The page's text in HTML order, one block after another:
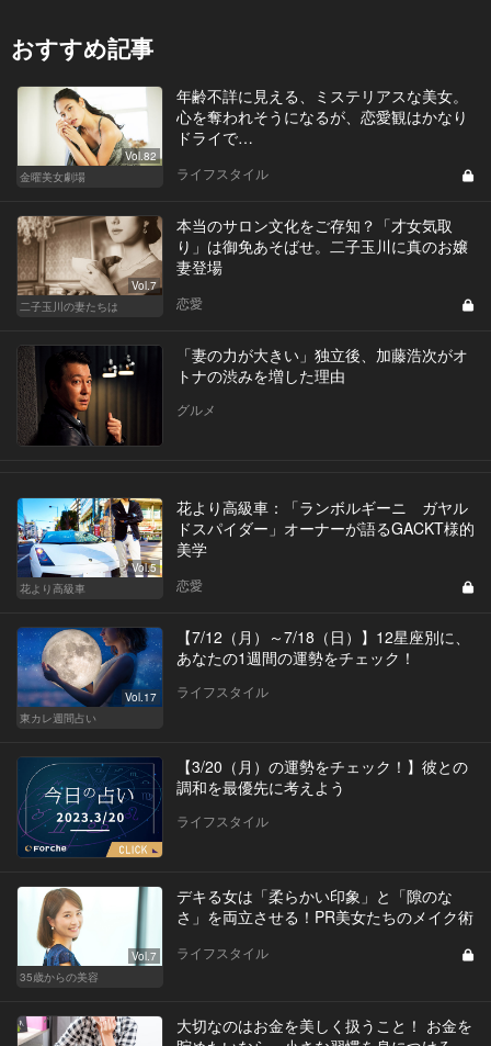
おすすめ記事
Vol.82
金曜美女劇場
年齢不詳に見える、ミステリアスな美女。
心を奪われそうになるが、恋愛観はかなり
ドライで…
ライフスタイル
Vol.7
二子玉川の妻たちは
本当のサロン文化をご存知？「才女気取
り」は御免あそばせ。二子玉川に真のお嬢
妻登場
恋愛
「妻の力が大きい」独立後、加藤浩次がオ
トナの渋みを増した理由
グルメ
Vol.5
花より高級車
花より高級車：「ランボルギーニ ガヤル
ドスパイダー」オーナーが語るGACKT様的
美学
恋愛
Vol.17
東カレ週間占い
【7/12（月）～7/18（日）】12星座別に、
あなたの1週間の運勢をチェック！
ライフスタイル
【3/20（月）の運勢をチェック！】彼との
調和を最優先に考えよう
ライフスタイル
Vol.7
35歳からの美容
デキる女は「柔らかい印象」と「隙のな
さ」を両立させる！PR美女たちのメイク術
ライフスタイル
大切なのはお金を美しく扱うこと！ お金を